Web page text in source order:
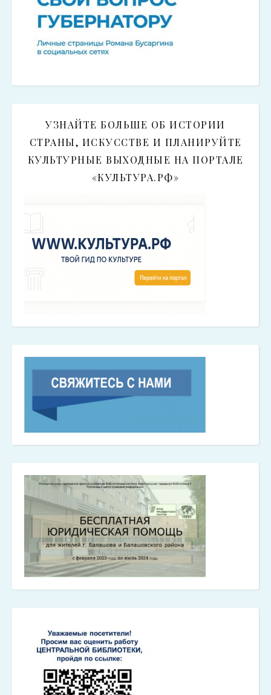
УЗНАЙТЕ БОЛЬШЕ ОБ ИСТОРИИ
СТРАНЫ, ИСКУССТВЕ И ПЛАНИРУЙТЕ
КУЛЬТУРНЫЕ ВЫХОДНЫЕ НА ПОРТАЛЕ
«КУЛЬТУРА.РФ»